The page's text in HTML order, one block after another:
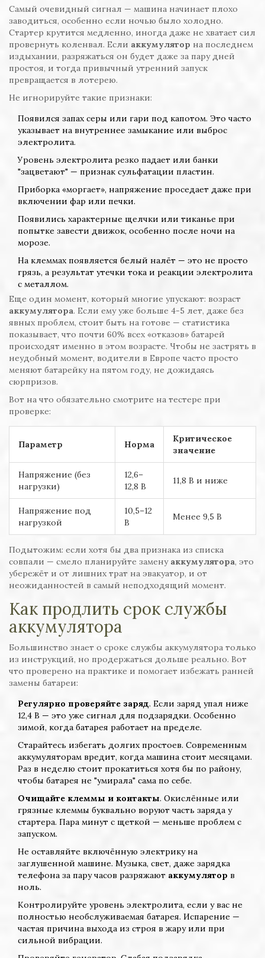
Самый очевидный сигнал — машина начинает плохо
заводиться, особенно если ночью было холодно.
Стартер крутится медленно, иногда даже не хватает сил
провернуть коленвал. Если аккумулятор на последнем
издыхании, разряжаться он будет даже за пару дней
простоя, и тогда привычный утренний запуск
превращается в лотерею.
Не игнорируйте такие признаки:
Появился запах серы или гари под капотом. Это часто
указывает на внутреннее замыкание или выброс
электролита.
Уровень электролита резко падает или банки
"зацветают" — признак сульфатации пластин.
Приборка «моргает», напряжение проседает даже при
включении фар или печки.
Появились характерные щелчки или тиканье при
попытке завести движок, особенно после ночи на
морозе.
На клеммах появляется белый налёт — это не просто
грязь, а результат утечки тока и реакции электролита
с металлом.
Еще один момент, который многие упускают: возраст
аккумулятора. Если ему уже больше 4-5 лет, даже без
явных проблем, стоит быть на готове — статистика
показывает, что почти 60% всех «отказов» батарей
происходят именно в этом возрасте. Чтобы не застрять в
неудобный момент, водители в Европе часто просто
меняют батарейку на пятом году, не дожидаясь
сюрпризов.
Вот на что обязательно смотрите на тестере при
проверке:
Параметр Норма
Критическое
значение
Напряжение (без
нагрузки)
12,6–
12,8 В
11,8 В и ниже
Напряжение под
нагрузкой
10,5–12
В
Менее 9,5 В
Подытожим: если хотя бы два признака из списка
совпали — смело планируйте замену аккумулятора, это
убережёт и от лишних трат на эвакуатор, и от
неожиданностей в самый неподходящий момент.
Как продлить срок службы
аккумулятора
Большинство знает о сроке службы аккумулятора только
из инструкций, но продержаться дольше реально. Вот
что проверено на практике и помогает избежать ранней
замены батареи:
Регулярно проверяйте заряд. Если заряд упал ниже
12,4 В — это уже сигнал для подзарядки. Особенно
зимой, когда батарея работает на пределе.
Старайтесь избегать долгих простоев. Современным
аккумуляторам вредит, когда машина стоит месяцами.
Раз в неделю стоит прокатиться хотя бы по району,
чтобы батарея не "умирала" сама по себе.
Очищайте клеммы и контакты. Окислённые или
грязные клеммы буквально воруют часть заряда у
стартера. Пара минут с щеткой — меньше проблем с
запуском.
Не оставляйте включённую электрику на
заглушенной машине. Музыка, свет, даже зарядка
телефона за пару часов разряжают аккумулятор в
ноль.
Контролируйте уровень электролита, если у вас не
полностью необслуживаемая батарея. Испарение —
частая причина выхода из строя в жару или при
сильной вибрации.